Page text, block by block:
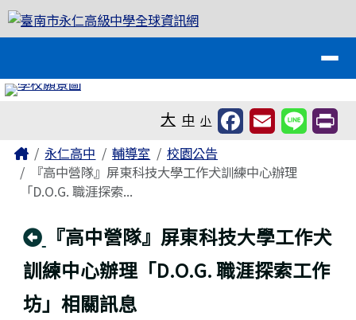
跳至主內容區
臺南市永仁高級中學全球資訊網
大 中 小
主內容區域
Home永仁高中 輔導室
校園公告
『高中營隊』屏東科技大學工作犬訓練中心辦理
「D.O.G. 職涯探索...
回上頁
『高中營隊』屏東科技大學工作犬
訓練中心辦理「D.O.G. 職涯探索工作
坊」相關訊息
頁尾區域